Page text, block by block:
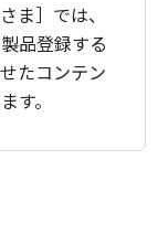
ま］では、
品登録する
たコンテン
す。